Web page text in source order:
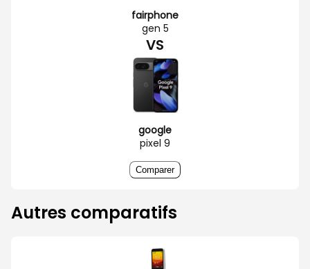
fairphone
gen 5
VS
google
pixel 9
Comparer
Autres comparatifs